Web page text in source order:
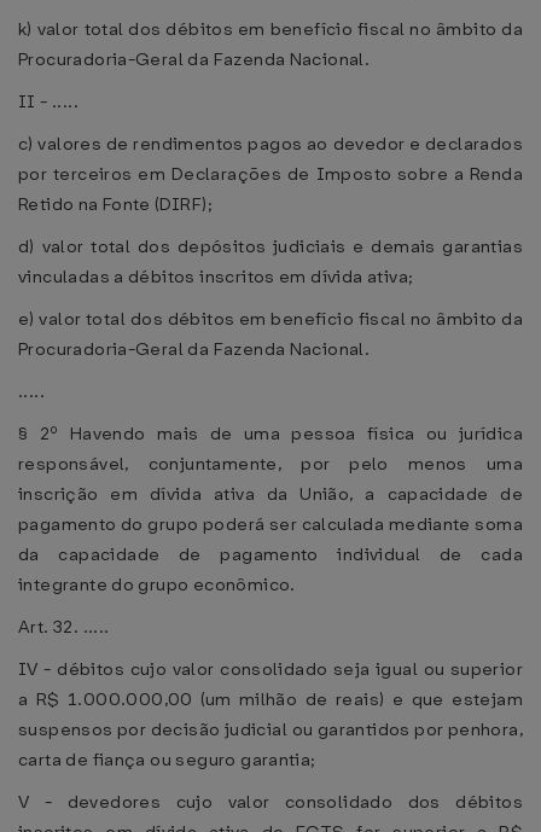
k) valor total dos débitos em benefício fiscal no âmbito da
Procuradoria-Geral da Fazenda Nacional.
II - .....
c) valores de rendimentos pagos ao devedor e declarados
por terceiros em Declarações de Imposto sobre a Renda
Retido na Fonte (DIRF);
d) valor total dos depósitos judiciais e demais garantias
vinculadas a débitos inscritos em dívida ativa;
e) valor total dos débitos em benefício fiscal no âmbito da
Procuradoria-Geral da Fazenda Nacional.
.....
§ 2º Havendo mais de uma pessoa física ou jurídica
responsável, conjuntamente, por pelo menos uma
inscrição em dívida ativa da União, a capacidade de
pagamento do grupo poderá ser calculada mediante soma
da capacidade de pagamento individual de cada
integrante do grupo econômico.
Art. 32. .....
IV - débitos cujo valor consolidado seja igual ou superior
a R$ 1.000.000,00 (um milhão de reais) e que estejam
suspensos por decisão judicial ou garantidos por penhora,
carta de fiança ou seguro garantia;
V - devedores cujo valor consolidado dos débitos